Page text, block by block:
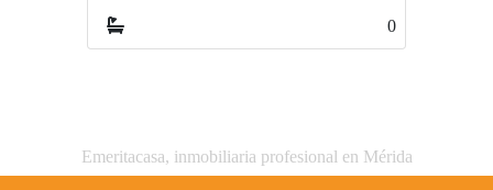
0
Emeritacasa, inmobiliaria profesional en Mérida